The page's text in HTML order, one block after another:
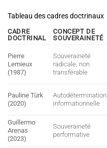
Tableau des cadres doctrinaux
CADRE
DOCTRINAL
CONCEPT DE
SOUVERAINETÉ
Pierre
Lemieux
(1987)
Souveraineté
radicale, non
transférable
Pauline Türk
(2020)
Autodétermination
informationnelle
Guillermo
Arenas
(2023)
Souveraineté
performative